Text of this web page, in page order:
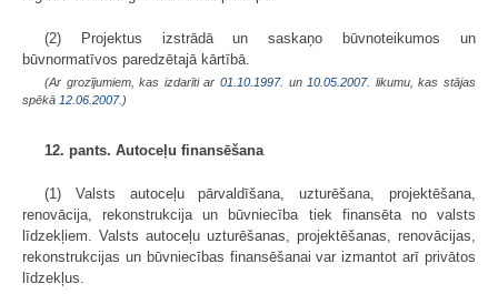
(2) Projektus izstrādā un saskaņo būvnoteikumos un
būvnormatīvos paredzētajā kārtībā.
(Ar grozījumiem, kas izdarīti ar 01.10.1997. un 10.05.2007. likumu, kas stājas
spēkā 12.06.2007. )
12. pants. Autoceļu finansēšana
(1) Valsts autoceļu pārvaldīšana, uzturēšana, projektēšana,
renovācija, rekonstrukcija un būvniecība tiek finansēta no valsts
līdzekļiem. Valsts autoceļu uzturēšanas, projektēšanas, renovācijas,
rekonstrukcijas un būvniecības finansēšanai var izmantot arī privātos
līdzekļus.